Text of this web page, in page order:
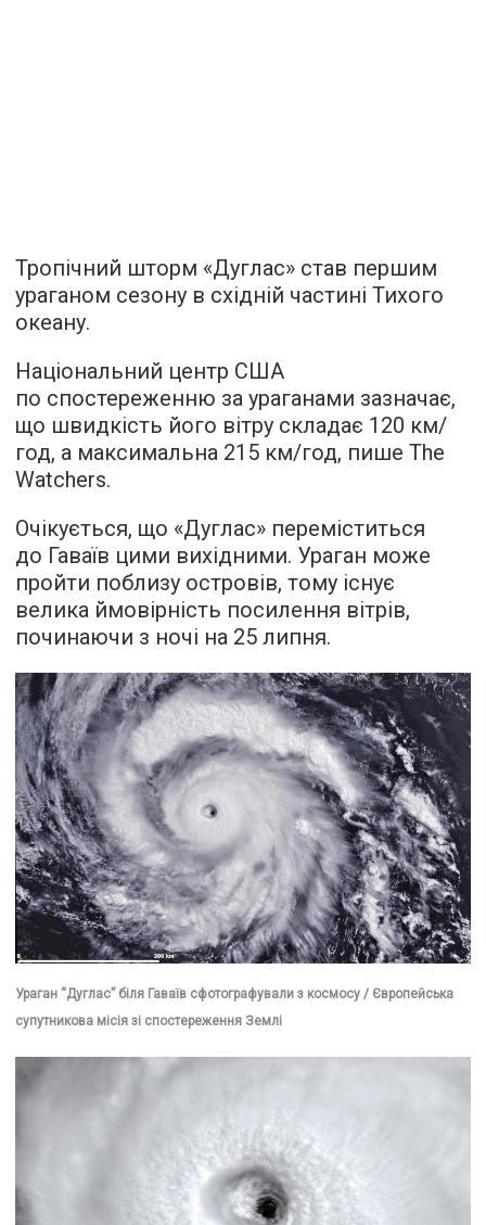
Тропічний шторм «Дуглас» став першим
ураганом сезону в східній частині Тихого
океану.
Національний центр США
по спостереженню за ураганами зазначає,
що швидкість його вітру складає 120 км/
год, а максимальна 215 км/год, пише The
Watchers.
Очікується, що «Дуглас» переміститься
до Гаваїв цими вихідними. Ураган може
пройти поблизу островів, тому існує
велика ймовірність посилення вітрів,
починаючи з ночі на 25 липня.
Ураган “Дуглас” біля Гаваїв сфотографували з космосу / Європейська
супутникова місія зі спостереження Землі